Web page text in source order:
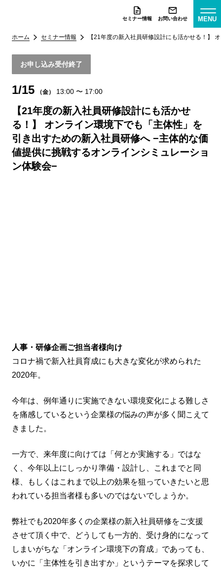
セミナー情報 お問い合わせ MENU
ホーム セミナー情報 【21年度の新入社員研修設計にも活かせる！】
お申し込み受付終了
1/15 （金） 13:00 〜 17:00
【21年度の新入社員研修設計にも活かせ
る！】 オンライン環境下でも「主体性」を
引き出すための新入社員研修へ −主体的な価
値提供に挑戦するオンラインシミュレーショ
ン体験会−
人事・研修企画ご担当者様向け
コロナ禍で新入社員育成にも大きな変化が求められた
2020年。
今年は、例年通りに実施できない環境変化による難しさ
を痛感しているという企業様の悩みの声が多く聞こえて
きました。
一方で、来年度に向けては「何とか実施する」ではな
く、今年以上にしっかり準備・設計し、これまでと同
様、もしくはこれまで以上の効果を狙っていきたいと思
われている担当者様も多いのではないでしょうか。
弊社でも2020年多くの企業様の新入社員研修をご支援
させて頂く中で、どうしても一方的、受け身的になって
しまいがちな「オンライン環境下の育成」であっても、
いかに「主体性を引き出すか」というテーマを探求して